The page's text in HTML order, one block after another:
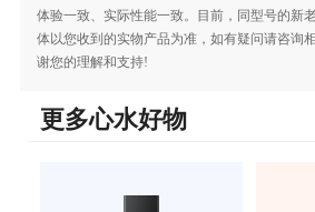
体验一致、实际性能一致。目前，同型号的新
体以您收到的实物产品为准，如有疑问请咨询
谢您的理解和支持!
更多心水好物